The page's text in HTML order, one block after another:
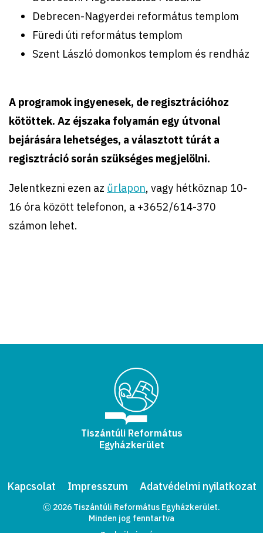
Debrecen-Nagyerdei református templom
Füredi úti református templom
Szent László domonkos templom és rendház
A programok ingyenesek, de regisztrációhoz
kötöttek. Az éjszaka folyamán egy útvonal
bejárására lehetséges, a választott túrát a
regisztráció során szükséges megjelölni.
Jelentkezni ezen az űrlapon, vagy hétköznap 10-
16 óra között telefonon, a +3652/614-370
számon lehet.
Tiszántúli Református
Egyházkerület
Kapcsolat Impresszum Adatvédelmi nyilatkozat
Ⓒ 2026 Tiszántúli Református Egyházkerület.
Minden jog fenntartva